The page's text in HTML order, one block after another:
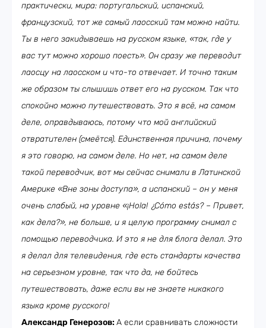
практически, мира: португальский, испанский,
французский, тот же самый лаосский там можно найти.
Ты в него закидываешь на русском языке, «так, где у
вас тут можно хорошо поесть». Он сразу же переводит
лаосцу на лаосском и что-то отвечает. И точно таким
же образом ты слышишь ответ его на русском. Так что
спокойно можно путешествовать. Это я всё, на самом
деле, оправдываюсь, потому что мой английский
отвратителен (смеётся). Единственная причина, почему
я это говорю, на самом деле. Но нет, на самом деле
такой переводчик, вот мы сейчас снимали в Латинской
Америке «Вне зоны доступа», а испанский – он у меня
очень слабый, на уровне «¡Hola! ¿Cómo estás? – Привет,
как дела?», не больше, и я целую программу снимал с
помощью переводчика. И это я не для блога делал. Это
я делал для телевидения, где есть стандарты качества
на серьезном уровне, так что да, не бойтесь
путешествовать, даже если вы не знаете никакого
языка кроме русского!
Александр Генерозов:А если сравнивать сложности